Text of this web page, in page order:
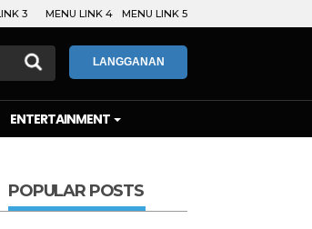
3 MENU LINK 4 MENU LINK 5
LANGGANAN
ENTERTAINMENT
POPULAR POSTS